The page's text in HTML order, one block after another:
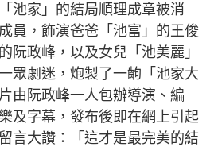
池家」的結局順理成章被消
員，飾演爸爸「池富」的王俊
阮政峰，以及女兒「池美麗」
眾劇迷，炮製了一齣「池家大
由阮政峰一人包辦導演、編
及字幕，發布後即在網上引起
言大讚：「這才是最完美的結